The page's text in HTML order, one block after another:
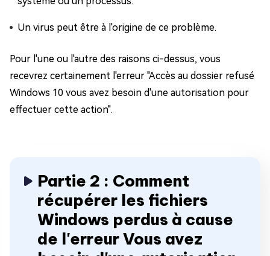
Un virus peut être à l'origine de ce problème.
Pour l'une ou l'autre des raisons ci-dessus, vous
recevrez certainement l'erreur "Accès au dossier refusé
Windows 10 vous avez besoin d'une autorisation pour
effectuer cette action".
Partie 2 : Comment
récupérer les fichiers
Windows perdus à cause
de l'erreur Vous avez